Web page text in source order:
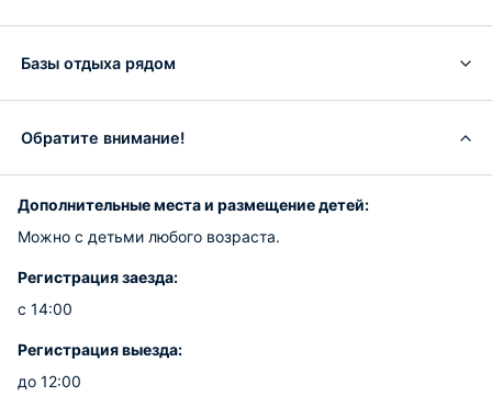
Базы отдыха рядом
Обратите внимание!
Дополнительные места и размещение детей:
Можно с детьми любого возраста.
Регистрация заезда:
с 14:00
Регистрация выезда:
до 12:00